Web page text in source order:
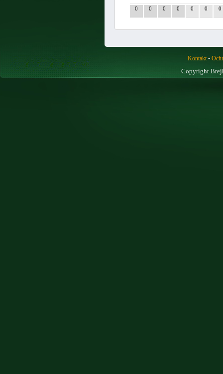
0 0 0 0 0 0 0
Kontakt-
Copyright